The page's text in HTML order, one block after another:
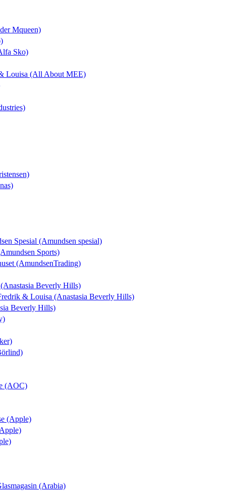
Mqueen)
Sko)
Louisa (All About MEE)
Spesial (Amundsen spesial)
Sports)
(AmundsenTrading)
Beverly Hills)
& Louisa (Anastasia Beverly Hills)
Beverly Hills)
(AOC)
(Apple)
(Arabia)